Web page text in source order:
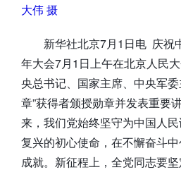
大伟 摄
新华社北京7月1日电 庆祝
年大会7月1日上午在北京人民
央总书记、国家主席、中央军
章”获得者颁授勋章并发表重要
来，我们党始终坚守为中国人
复兴的初心使命，在不懈奋斗
成就。新征程上，全党同志要